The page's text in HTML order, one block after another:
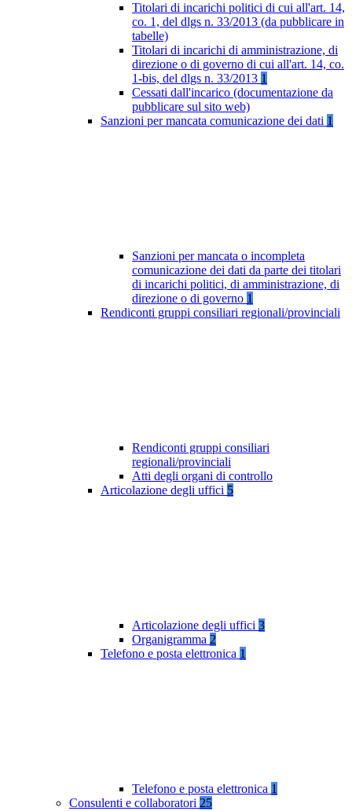
Titolari di incarichi politici di cui all'art. 14,
co. 1, del dlgs n. 33/2013 (da pubblicare in
tabelle)
Titolari di incarichi di amministrazione, di
direzione o di governo di cui all'art. 14, co.
1-bis, del dlgs n. 33/2013 1
Cessati dall'incarico (documentazione da
pubblicare sul sito web)
Sanzioni per mancata comunicazione dei dati 1
Sanzioni per mancata o incompleta
comunicazione dei dati da parte dei titolari
di incarichi politici, di amministrazione, di
direzione o di governo 1
Rendiconti gruppi consiliari regionali/provinciali
Rendiconti gruppi consiliari
regionali/provinciali
Atti degli organi di controllo
Articolazione degli uffici 5
Articolazione degli uffici 3
Organigramma 2
Telefono e posta elettronica 1
Telefono e posta elettronica 1
Consulenti e collaboratori 25